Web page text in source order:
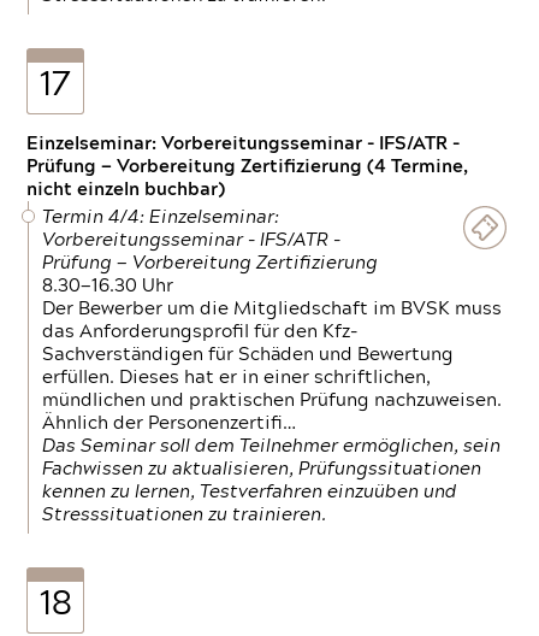
17
Einzelseminar: Vorbereitungsseminar - IFS/ATR -
Prüfung — Vorbereitung Zertifizierung (4 Termine,
nicht einzeln buchbar)
Termin 4/4: Einzelseminar:
Vorbereitungsseminar - IFS/ATR -
Prüfung — Vorbereitung Zertifizierung
8.30—16.30 Uhr
Der Bewerber um die Mitgliedschaft im BVSK muss
das Anforderungsprofil für den Kfz-
Sachverständigen für Schäden und Bewertung
erfüllen. Dieses hat er in einer schriftlichen,
mündlichen und praktischen Prüfung nachzuweisen.
Ähnlich der Personenzertifi…
Das Seminar soll dem Teilnehmer ermöglichen, sein
Fachwissen zu aktualisieren, Prüfungssituationen
kennen zu lernen, Testverfahren einzuüben und
Stresssituationen zu trainieren.
18